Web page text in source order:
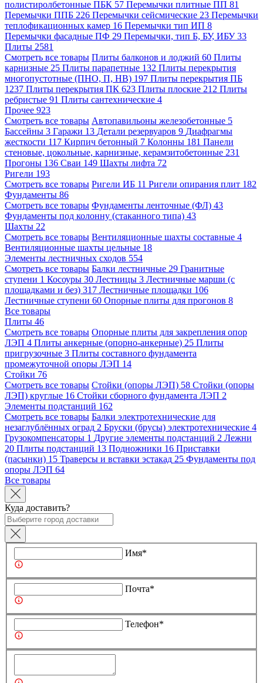
полистиролбетонные ПБК 57 Перемычки плитные ПП 81
Перемычки ППБ 226 Перемычки сейсмические 23 Перемычки
теплофикационных камер 16 Перемычки тип ИП 8
Перемычки фасадные ПФ 29 Перемычки, тип Б, БУ, ИБУ 33
Плиты 2581
Смотреть все товары Плиты балконов и лоджий 60 Плиты
карнизные 25 Плиты парапетные 132 Плиты перекрытия
многопустотные (ПНО, П, НВ) 197 Плиты перекрытия ПБ
1237 Плиты перекрытия ПК 623 Плиты плоские 212 Плиты
ребристые 91 Плиты сантехнические 4
Прочее 923
Смотреть все товары Автопавильоны железобетонные 5
Бассейны 3 Гаражи 13 Детали резервуаров 9 Диафрагмы
жесткости 117 Кирпич бетонный 7 Колонны 181 Панели
стеновые, цокольные, карнизные, керамзитобетонные 231
Прогоны 136 Сваи 149 Шахты лифта 72
Ригели 193
Смотреть все товары Ригели ИБ 11 Ригели опирания плит 182
Фундаменты 86
Смотреть все товары Фундаменты ленточные (ФЛ) 43
Фундаменты под колонну (стаканного типа) 43
Шахты 22
Смотреть все товары Вентиляционные шахты составные 4
Вентиляционные шахты цельные 18
Элементы лестничных сходов 554
Смотреть все товары Балки лестничные 29 Гранитные
ступени 1 Косоуры 30 Лестницы 3 Лестничные марши (с
площадками и без) 317 Лестничные площадки 106
Лестничные ступени 60 Опорные плиты для прогонов 8
Все товары
Плиты 46
Смотреть все товары Опорные плиты для закрепления опор
ЛЭП 4 Плиты анкерные (опорно-анкерные) 25 Плиты
пригрузочные 3 Плиты составного фундамента
промежуточной опоры ЛЭП 14
Стойки 76
Смотреть все товары Стойки (опоры ЛЭП) 58 Стойки (опоры
ЛЭП) круглые 16 Стойки сборного фундамента ЛЭП 2
Элементы подстанций 162
Смотреть все товары Балки электротехнические для
незаглублённых оград 2 Бруски (брусы) электротехнические 4
Грузокомпенсаторы 1 Другие элементы подстанций 2 Лежни
20 Плиты подстанций 13 Подножники 16 Приставки
(пасынки) 15 Траверсы и вставки эстакад 25 Фундаменты под
опоры ЛЭП 64
Все товары
Куда доставить?
Имя*
Почта*
Телефон*